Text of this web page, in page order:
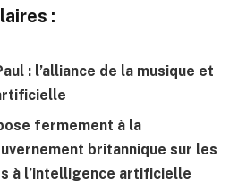
:
: l’alliance de la musique et
fermement à la
britannique sur les
à l’intelligence artificielle